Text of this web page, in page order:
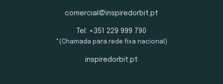
comercial@inspiredorbit.pt
Tel: +351 229 999 790
*(Chamada para rede fixa nacional)
inspiredorbit.pt